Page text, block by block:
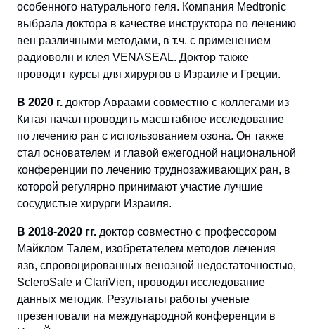
особенного натурального геля. Компания Medtronic
выбрала доктора в качестве инструктора по лечению
вен различными методами, в т.ч. с применением
радиоволн и клея VENASEAL. Доктор также
проводит курсы для хирургов в Израиле и Греции.
В 2020 г. доктор Авраами совместно с коллегами из
Китая начал проводить масштабное исследование
по лечению ран с использованием озона. Он также
стал основателем и главой ежегодной национальной
конференции по лечению труднозаживающих ран, в
которой регулярно принимают участие лучшие
сосудистые хирурги Израиля.
В 2018-2020 гг. доктор совместно с профессором
Майклом Талем, изобретателем методов лечения
язв, спровоцированных венозной недостаточностью,
ScleroSafe и ClariVien, проводил исследование
данных методик. Результаты работы ученые
презентовали на международной конференции в